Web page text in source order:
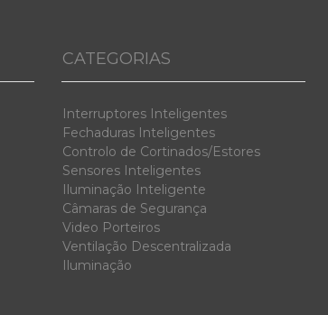
CATEGORIAS
Interruptores Inteligentes
Fechaduras Inteligentes
Controlo de Cortinados/Estores
Sensores Inteligentes
Iluminação Inteligente
Câmaras de Segurança
Video Porteiros
Ventilação Descentralizada
Iluminação